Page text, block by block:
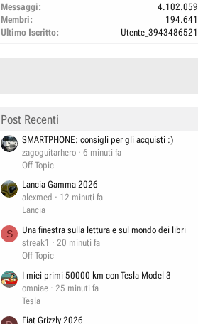
Messaggi
4.102.059
Membri
194.641
Ultimo Iscritto
Utente_3943486521
Post Recenti
SMARTPHONE: consigli per gli acquisti :)
zagoguitarhero
6 minuti fa
Off Topic
Lancia Gamma 2026
alexmed
12 minuti fa
Lancia
S
Una finestra sulla lettura e sul mondo dei libri
streak1
20 minuti fa
Off Topic
I miei primi 50000 km con Tesla Model 3
omniae
25 minuti fa
Tesla
Fiat Grizzly 2026